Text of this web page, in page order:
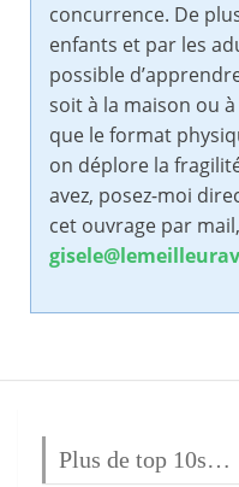
concurrence. De
enfants et par les
possible
soit à la maison ou à
que le format
on déplore la
avez, posez-moi
cet ouvrage par
Plus de top 10s…